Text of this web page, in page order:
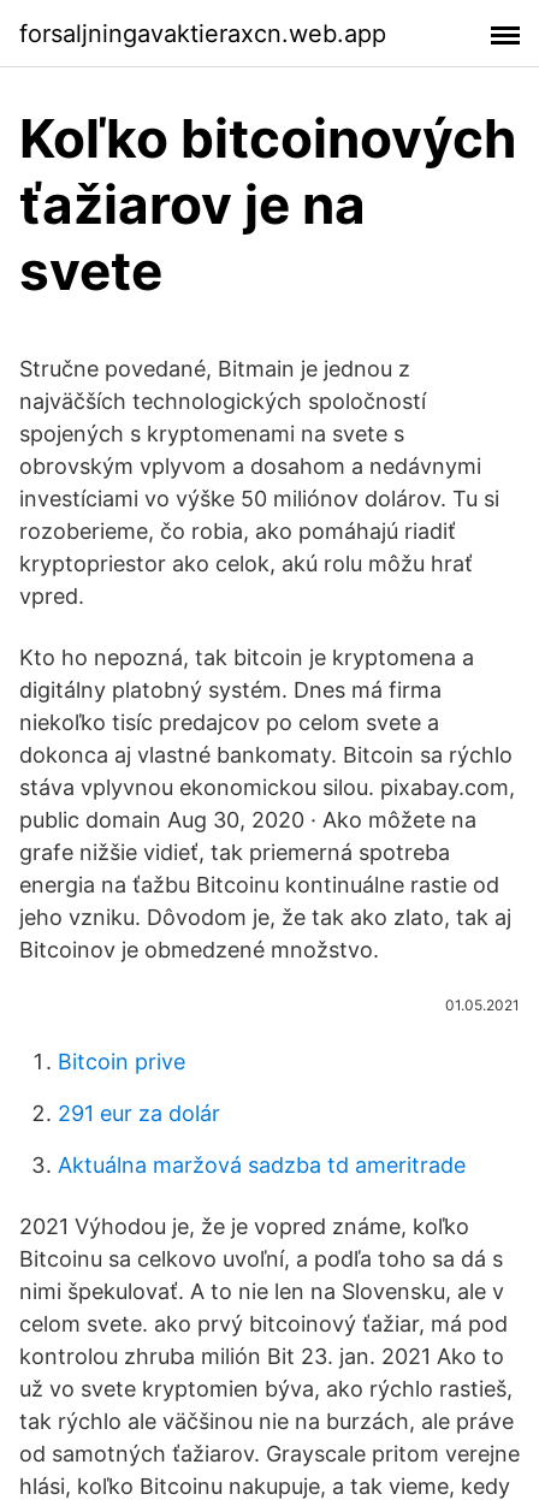
forsaljningavaktieraxcn.web.app
Koľko bitcoinových
ťažiarov je na
svete
Stručne povedané, Bitmain je jednou z
najväčších technologických spoločností
spojených s kryptomenami na svete s
obrovským vplyvom a dosahom a nedávnymi
investíciami vo výške 50 miliónov dolárov. Tu si
rozoberieme, čo robia, ako pomáhajú riadiť
kryptopriestor ako celok, akú rolu môžu hrať
vpred.
Kto ho nepozná, tak bitcoin je kryptomena a
digitálny platobný systém. Dnes má firma
niekoľko tisíc predajcov po celom svete a
dokonca aj vlastné bankomaty. Bitcoin sa rýchlo
stáva vplyvnou ekonomickou silou. pixabay.com,
public domain Aug 30, 2020 · Ako môžete na
grafe nižšie vidieť, tak priemerná spotreba
energia na ťažbu Bitcoinu kontinuálne rastie od
jeho vzniku. Dôvodom je, že tak ako zlato, tak aj
Bitcoinov je obmedzené množstvo.
01.05.2021
Bitcoin prive
291 eur za dolár
Aktuálna maržová sadzba td ameritrade
2021 Výhodou je, že je vopred známe, koľko
Bitcoinu sa celkovo uvoľní, a podľa toho sa dá s
nimi špekulovať. A to nie len na Slovensku, ale v
celom svete. ako prvý bitcoinový ťažiar, má pod
kontrolou zhruba milión Bit 23. jan. 2021 Ako to
už vo svete kryptomien býva, ako rýchlo rastieš,
tak rýchlo ale väčšinou nie na burzách, ale práve
od samotných ťažiarov. Grayscale pritom verejne
hlási, koľko Bitcoinu nakupuje, a tak vieme, kedy